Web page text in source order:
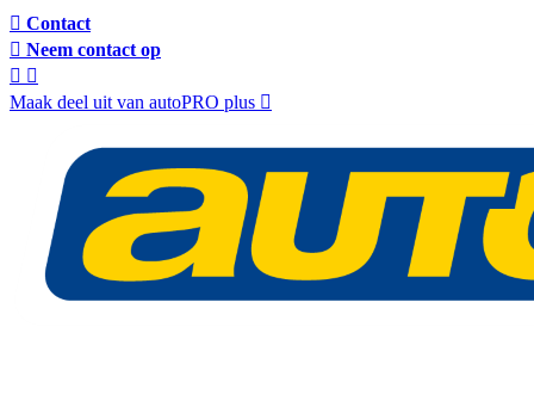
Contact
Neem contact op
Maak deel uit van autoPRO plus